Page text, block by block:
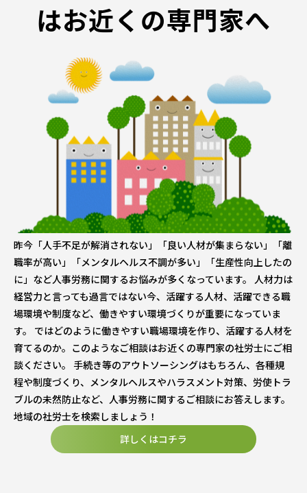
はお近くの専門家へ
昨今「人手不足が解消されない」「良い人材が集まらない」「離
職率が高い」「メンタルヘルス不調が多い」「生産性向上したの
に」など人事労務に関するお悩みが多くなっています。 人材力は
経営力と言っても過言ではない今、活躍する人材、活躍できる職
場環境や制度など、働きやすい環境づくりが重要になっていま
す。 ではどのように働きやすい職場環境を作り、活躍する人材を
育てるのか。このようなご相談はお近くの専門家の社労士にご相
談ください。 手続き等のアウトソーシングはもちろん、各種規
程や制度づくり、メンタルヘルスやハラスメント対策、労使トラ
ブルの未然防止など、人事労務に関するご相談にお答えします。
地域の社労士を検索しましょう！
詳しくはコチラ